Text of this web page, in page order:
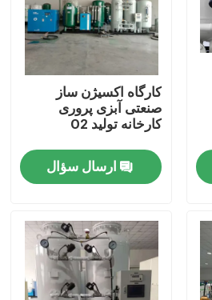
کارگاه اکسیژن ساز
صنعتی آبزی پروری
کارخانه تولید O2
ارسال سؤال